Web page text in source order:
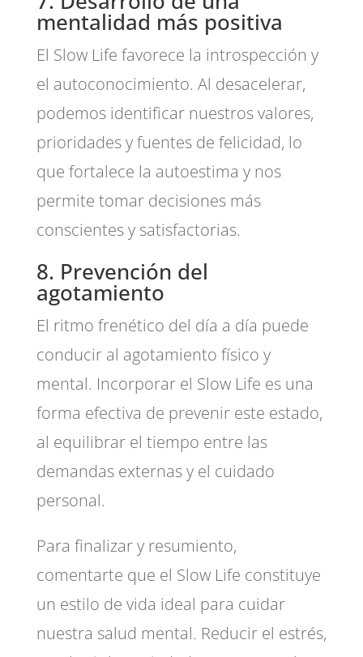
mentalidad más positiva
El Slow Life favorece la introspección y
el autoconocimiento. Al desacelerar,
podemos identificar nuestros valores,
prioridades y fuentes de felicidad, lo
que fortalece la autoestima y nos
permite tomar decisiones más
conscientes y satisfactorias.
8. Prevención del
agotamiento
El ritmo frenético del día a día puede
conducir al agotamiento físico y
mental. Incorporar el Slow Life es una
forma efectiva de prevenir este estado,
al equilibrar el tiempo entre las
demandas externas y el cuidado
personal.
Para finalizar y resumiento,
comentarte que el Slow Life constituye
un estilo de vida ideal para cuidar
nuestra salud mental. Reducir el estrés,